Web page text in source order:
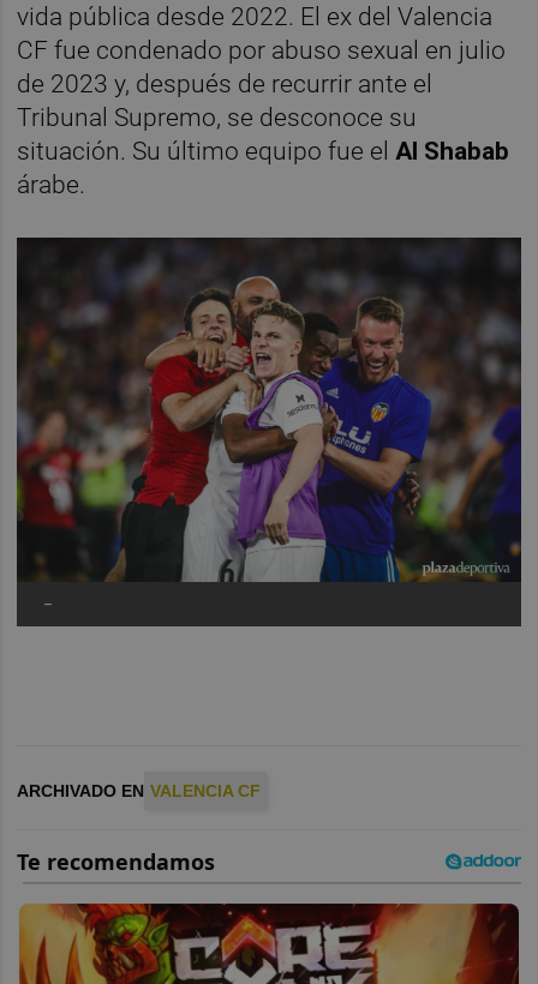
vida pública desde 2022. El ex del Valencia
CF fue condenado por abuso sexual en julio
de 2023 y, después de recurrir ante el
Tribunal Supremo, se desconoce su
situación. Su último equipo fue elAl Shabab
árabe.
-
ARCHIVADO EN VALENCIA CF